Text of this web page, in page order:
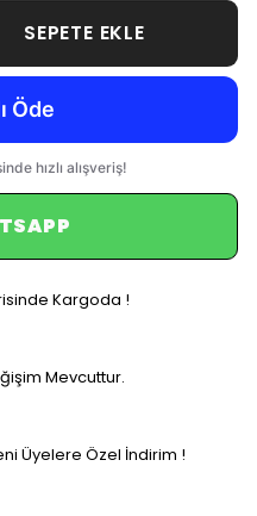
SEPETE EKLE
Kargoda !
Mevcuttur.
Üyelere Özel İndirim !